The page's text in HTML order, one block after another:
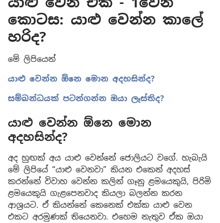
කොටස: යාළු වෙන්න කාලේ
හරිද?
මේ ලිපියෙන්
යාළු වෙන්න ඕනෙ මොන අදහසින්ද?
සම්බන්ධයක් පටන්ගන්න ඔයා ලෑස්තිද?
යාළු වෙන්න ඕනෙ මොන
අදහසින්ද?
අද හුඟක් අය යාළු වෙන්නේ ජොලියට වගේ. හැබැයි
මේ ලිපියේ “යාළු වෙනවා” කියන එකෙන් අදහස්
කරන්නේ විවාහ වෙන්න කලින් ගෑනු ළමයෙකුයි, පිරිමි
ළමයෙකුයි ගැළපෙනවාද කියලා බලන්න කරන
ආශ්‍රයට. ඒ කියන්නේ කෙනෙක් එක්ක යාළු වෙන
එකට අරමුණක් තියෙනවා. එහෙම නැතුව ඒක ඔයා